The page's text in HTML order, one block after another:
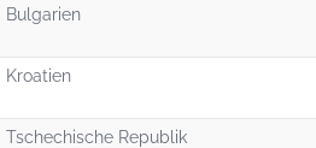
Bulgarien
Kroatien
Tschechische Republik